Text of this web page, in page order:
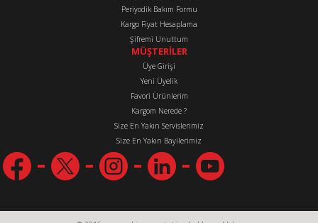
Periyodik Bakım Formu
Kargo Fiyat Hesaplama
Şifremi Unuttum
MÜŞTERİLER
Üye Girişi
Yeni Üyelik
Favori Ürünlerim
Kargom Nerede ?
Size En Yakın Servislerimiz
Size En Yakın Bayilerimiz